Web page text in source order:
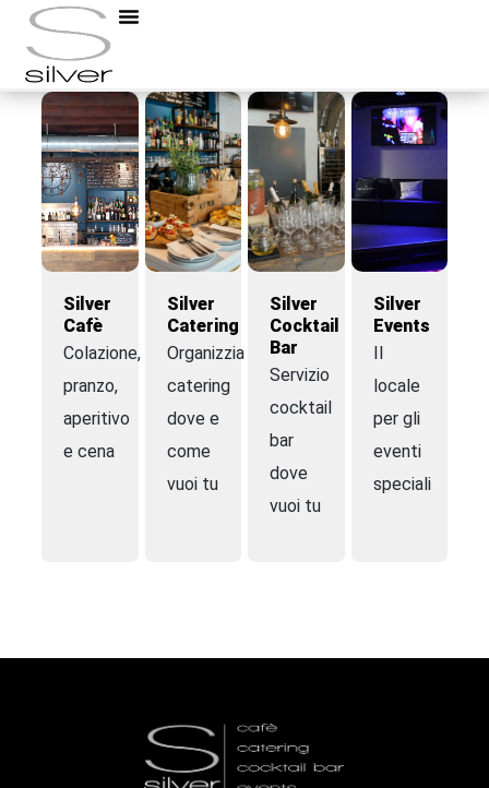
salsa di pomodoro fatto in casa con tonno sott’olio e origano
Silver
Cafè
Colazione,
pranzo,
aperitivo
e cena
Silver
Catering
Organizziamo
catering
dove e
come
vuoi tu
Silver
Cocktail
Bar
Servizio
cocktail
bar
dove
vuoi tu
Silver
Events
Il
locale
per gli
eventi
speciali